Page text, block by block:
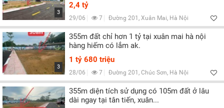
3
2,4 tỷ
29/06 7 Đường 201, Xuân Mai, Hà Nội
3
355m đất chỉ hơn 1 tỷ tại xuân mai hà nội
hàng hiếm có lắm ak.
1 tỷ 680 triệu
28/06 7 Đường 201, Chúc Sơn, Hà Nội
355m diện tích sử dụng có 105m đất ở lâu
dài ngay tại tân tiến, xuân...